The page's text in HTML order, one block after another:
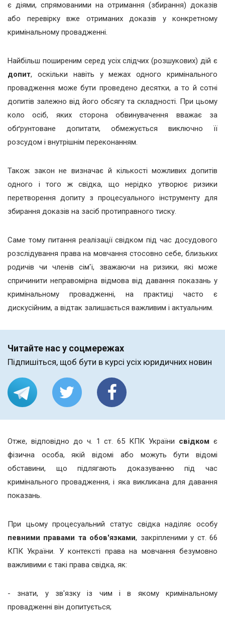
є діями, спрямованими на отримання (збирання) доказів
або перевірку вже отриманих доказів у конкретному
кримінальному провадженні.
Найбільш поширеним серед усіх слідчих (розшукових) дій є
допит, оскільки навіть у межах одного кримінального
провадження може бути проведено десятки, а то й сотні
допитів залежно від його обсягу та складності. При цьому
коло осіб, яких сторона обвинувачення вважає за
обґрунтоване допитати, обмежується виключно її
розсудом і внутрішнім переконанням.
Також закон не визначає й кількості можливих допитів
одного і того ж свідка, що нерідко утворює ризики
перетворення допиту з процесуального інструменту для
збирання доказів на засіб протиправного тиску.
Саме тому питання реалізації свідком під час досудового
розслідування права на мовчання стосовно себе, близьких
родичів чи членів сім'ї, зважаючи на ризики, які може
спричинити неправомірна відмова від давання показань у
кримінальному провадженні, на практиці часто є
дискусійним, а відтак залишається важливим і актуальним.
Читайте нас у соцмережах
Підпишіться, щоб бути в курсі усіх юридичних новин
Отже, відповідно до ч. 1 ст. 65 КПК України свідкомє
фізична особа, якій відомі або можуть бути відомі
обставини, що підлягають доказуванню під час
кримінального провадження, і яка викликана для давання
показань.
При цьому процесуальний статус свідка наділяє особу
певними правами та обов'язками, закріпленими у ст. 66
КПК України. У контексті права на мовчання безумовно
важливими є такі права свідка, як:
- знати, у зв'язку із чим і в якому кримінальному
провадженні він допитується;